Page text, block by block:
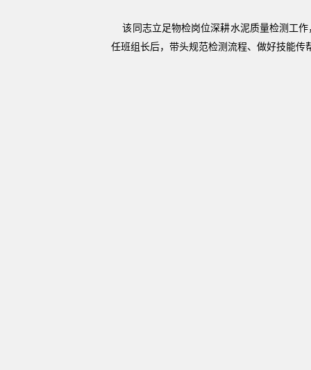
该同志立足物检岗位深耕水泥质量检测工作
任班组长后，带头规范检测流程、做好技能